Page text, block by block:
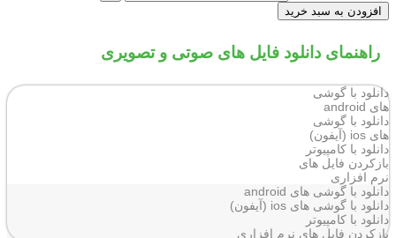
افزودن به سبد خرید
راهنمای دانلود فایل های صوتی و تصویری
دانلود با گوشی
های android
دانلود با گوشی
های ios (آیفون)
دانلود با کامپیوتر
بازکردن فایل های
نرم افزاری
دانلود با گوشی های android
دانلود با گوشی های ios (آیفون)
دانلود با کامپیوتر
بازکردن فایل های نرم افزاری